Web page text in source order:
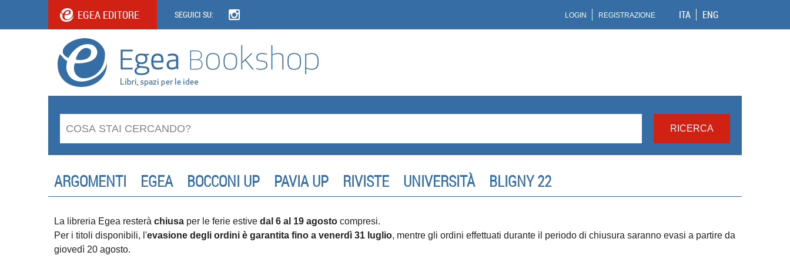
EGEA EDITORE SEGUICI SU: ITA ENG
LOGIN REGISTRAZIONE
ARGOMENTI EGEA BOCCONI UP PAVIA UP RIVISTE UNIVERSITÀ BLIGNY 22
La libreria Egea resterà chiusa per le ferie estive dal 6 al 19 agosto compresi.
Per i titoli disponibili, l'evasione degli ordini è garantita fino a venerdì 31 luglio, mentre gli ordini effettuati durante il periodo di chiusura saranno evasi a partire da
giovedì 20 agosto.